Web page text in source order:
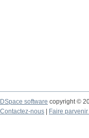
DSpace software copyright ©
Contactez-nous
Faire